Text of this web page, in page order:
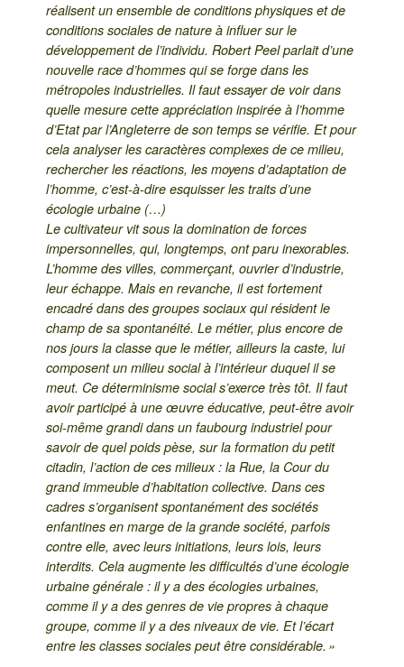
réalisent un ensemble de conditions physiques et de
conditions sociales de nature à influer sur le
développement de l’individu. Robert Peel parlait d’une
nouvelle race d’hommes qui se forge dans les
métropoles industrielles. Il faut essayer de voir dans
quelle mesure cette appréciation inspirée à l’homme
d’Etat par l’Angleterre de son temps se vérifie. Et pour
cela analyser les caractères complexes de ce milieu,
rechercher les réactions, les moyens d’adaptation de
l’homme, c’est-à-dire esquisser les traits d’une
écologie urbaine (…)
Le cultivateur vit sous la domination de forces
impersonnelles, qui, longtemps, ont paru inexorables.
L’homme des villes, commerçant, ouvrier d’industrie,
leur échappe. Mais en revanche, il est fortement
encadré dans des groupes sociaux qui résident le
champ de sa spontanéité. Le métier, plus encore de
nos jours la classe que le métier, ailleurs la caste, lui
composent un milieu social à l’intérieur duquel il se
meut. Ce déterminisme social s’exerce très tôt. Il faut
avoir participé à une œuvre éducative, peut-être avoir
soi-même grandi dans un faubourg industriel pour
savoir de quel poids pèse, sur la formation du petit
citadin, l’action de ces milieux : la Rue, la Cour du
grand immeuble d’habitation collective. Dans ces
cadres s’organisent spontanément des sociétés
enfantines en marge de la grande société, parfois
contre elle, avec leurs initiations, leurs lois, leurs
interdits. Cela augmente les difficultés d’une écologie
urbaine générale : il y a des écologies urbaines,
comme il y a des genres de vie propres à chaque
groupe, comme il y a des niveaux de vie. Et l’écart
entre les classes sociales peut être considérable. »